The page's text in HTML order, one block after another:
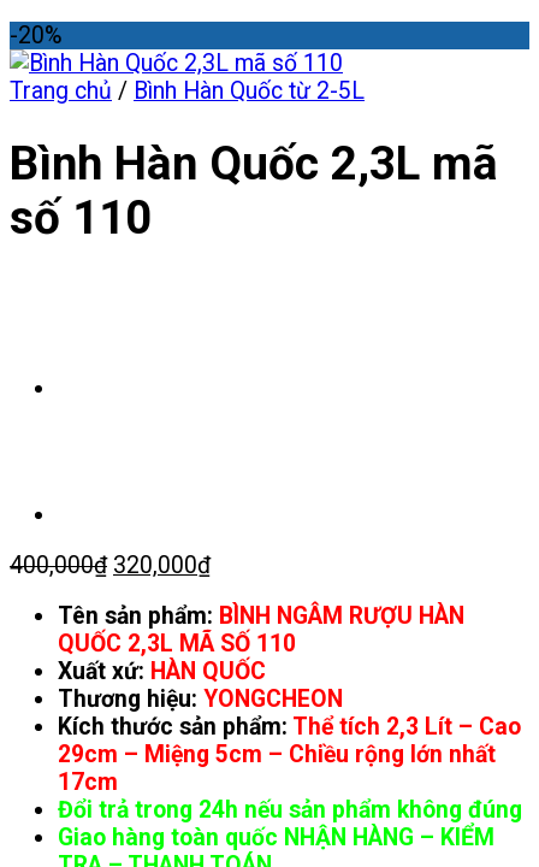
-20%
Trang chủ / Bình Hàn Quốc từ 2-5L
Bình Hàn Quốc 2,3L mã
số 110
400,000₫ Giá
là:
400,000₫.
320,000₫Giá
tại
là:
320,000₫.
Tên sản phẩm: BÌNH NGÂM RƯỢU HÀN
QUỐC 2,3L MÃ SỐ 110
Xuất xứ: HÀN QUỐC
Thương hiệu: YONGCHEON
Kích thước sản phẩm: Thể tích 2,3 Lít – Cao
29cm – Miệng 5cm – Chiều rộng lớn nhất
17cm
Đổi trả trong 24h nếu sản phẩm không đúng
Giao hàng toàn quốc NHẬN HÀNG – KIỂM